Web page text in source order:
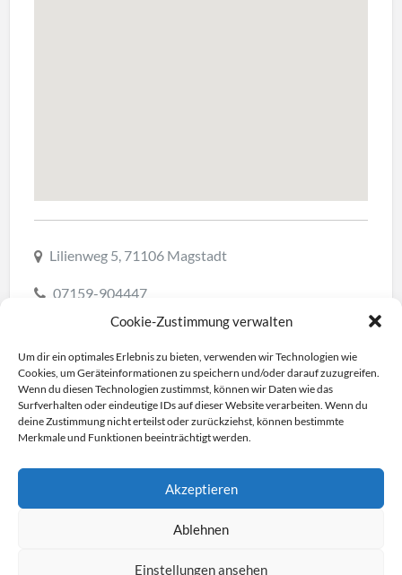
Cookie-Zustimmung verwalten
Um dir ein optimales Erlebnis zu bieten, verwenden wir Technologien wie
Cookies, um Geräteinformationen zu speichern und/oder darauf zuzugreifen.
Wenn du diesen Technologien zustimmst, können wir Daten wie das
Surfverhalten oder eindeutige IDs auf dieser Website verarbeiten. Wenn du
deine Zustimmung nicht erteilst oder zurückziehst, können bestimmte
Merkmale und Funktionen beeinträchtigt werden.
Akzeptieren
Ablehnen
Einstellungen ansehen
Lilienweg 5, 71106 Magstadt
07159-904447
Website besuchen
info@leo-hausverwaltung.de
Route zeigen
Datenschutz| © 2023 BDS Magstadt | All rights